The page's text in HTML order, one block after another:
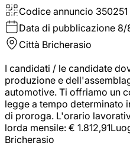
Codice annuncio 350251
Data di pubblicazione 8/
Città Bricherasio
I candidati / le candidate
produzione e
automotive. Ti offriamo un
legge a tempo determinato
di proroga. L'orario
lorda mensile: €
Bricherasio